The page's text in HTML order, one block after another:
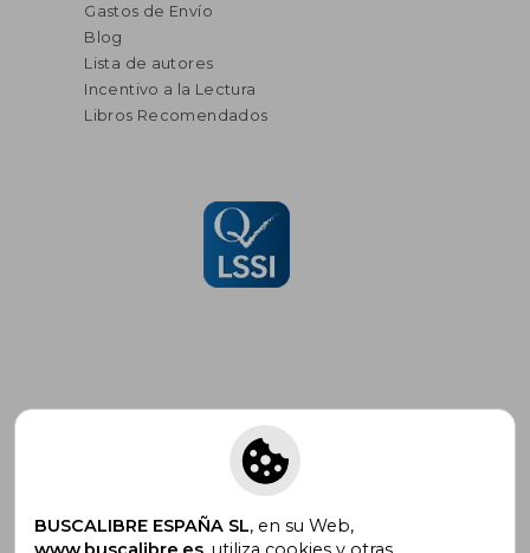
Gastos de Envío
Blog
Lista de autores
Incentivo a la Lectura
Libros Recomendados
Suscríbete para recibir ofertas y
promociones
BUSCALIBRE ESPAÑA SL, en su Web,